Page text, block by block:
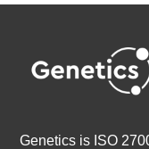
Genetics is ISO